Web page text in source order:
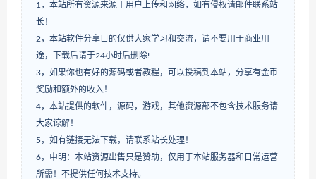
1，本站所有资源来源于用户上传和网络，如有侵权请邮件联系站
长！
2，本站软件分享目的仅供大家学习和交流，请不要用于商业用
途，下载后请于24小时后删除!
3，如果你也有好的源码或者教程，可以投稿到本站，分享有金币
奖励和额外的收入！
4，本站提供的软件，源码，游戏，其他资源部不包含技术服务请
大家谅解！
5，如有链接无法下载，请联系站长处理！
6，申明：本站资源出售只是赞助，仅用于本站服务器和日常运营
所需！不提供任何技术支持。